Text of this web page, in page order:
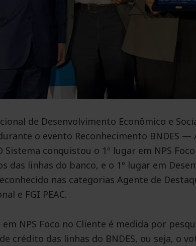
de Desenvolvimento Econômico e
o evento Reconhecimento BNDES —
Sistema conquistou o 1º lugar em NPS
das linhas do banco, e o 1º lugar em
nas categorias Agente de
e FGI PEAC.
NPS Foco no Cliente é medida por
crédito das linhas do BNDES, ou seja, o